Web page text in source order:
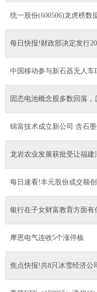
统一股份(600506)龙虎榜数
每日快报!财政部决定发行
中国移动参与新石器无人车
固态电池概念股多数回落
锦富技术成立新公司 含石
龙岩农业发展获批受让福建
每日速看!丰元股份成交额
银行在子女财富教育方面有
摩恩电气连收5个涨停板
焦点快报!共8只冰雪经济公